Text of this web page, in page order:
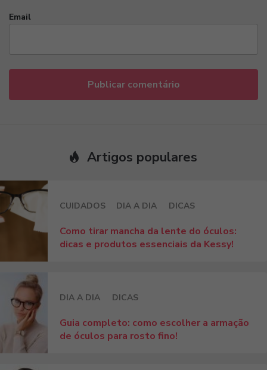
Email
Artigos populares
CUIDADOS DIA A DIA DICAS
Como tirar mancha da lente do óculos:
dicas e produtos essenciais da Kessy!
DIA A DIA DICAS
Guia completo: como escolher a armação
de óculos para rosto fino!